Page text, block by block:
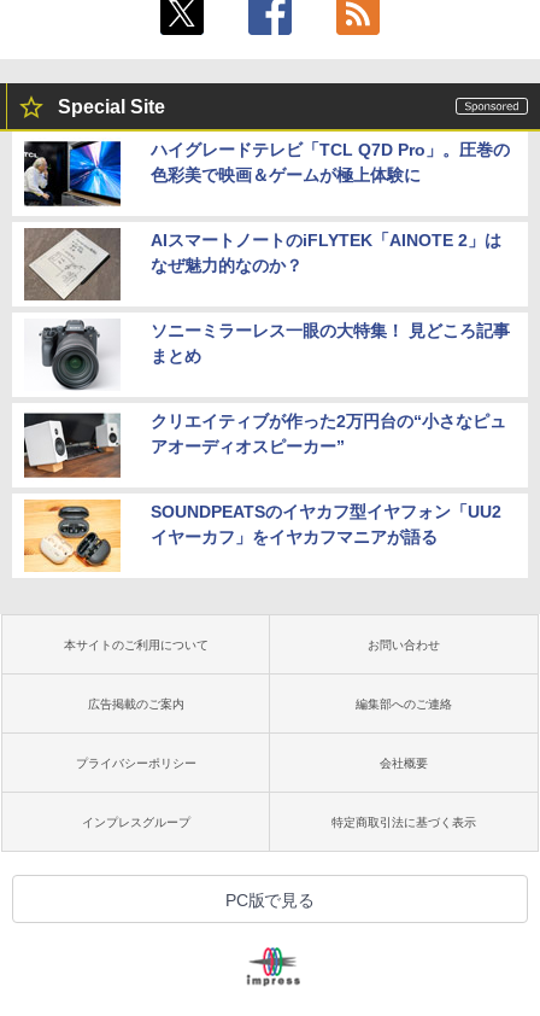
Special Site
ハイグレードテレビ「TCL Q7D Pro」。圧巻の
色彩美で映画＆ゲームが極上体験に
AIスマートノートのiFLYTEK「AINOTE 2」は
なぜ魅力的なのか？
ソニーミラーレス一眼の大特集！ 見どころ記事
まとめ
クリエイティブが作った2万円台の“小さなピュ
アオーディオスピーカー”
SOUNDPEATSのイヤカフ型イヤフォン「UU2
イヤーカフ」をイヤカフマニアが語る
本サイトのご利用について お問い合わせ
広告掲載のご案内 編集部へのご連絡
プライバシーポリシー 会社概要
インプレスグループ 特定商取引法に基づく表示
PC版で見る